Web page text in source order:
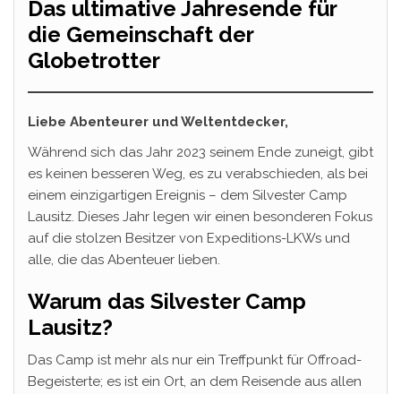
Das ultimative Jahresende für
die Gemeinschaft der
Globetrotter
Liebe Abenteurer und Weltentdecker,
Während sich das Jahr 2023 seinem Ende zuneigt, gibt
es keinen besseren Weg, es zu verabschieden, als bei
einem einzigartigen Ereignis – dem Silvester Camp
Lausitz. Dieses Jahr legen wir einen besonderen Fokus
auf die stolzen Besitzer von Expeditions-LKWs und
alle, die das Abenteuer lieben.
Warum das Silvester Camp
Lausitz?
Das Camp ist mehr als nur ein Treffpunkt für Offroad-
Begeisterte; es ist ein Ort, an dem Reisende aus allen